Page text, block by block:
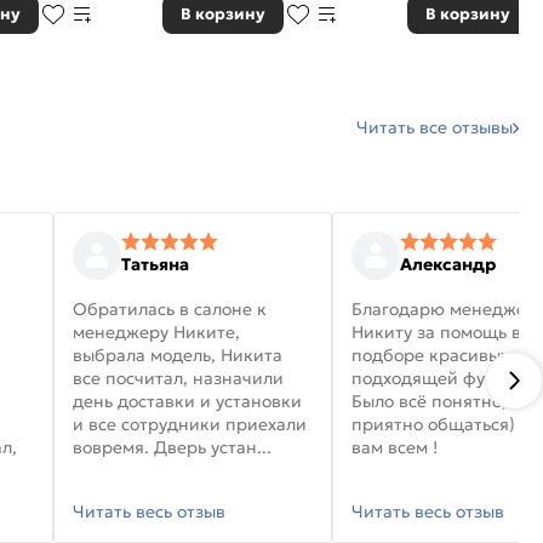
В корзину В корзину
Читать все отзывы
Татьяна
Обратилась в салоне к
менеджеру Никите,
выбрала модель, Никита
все посчитал, назначили
день доставки и установки
и все сотрудники приехали
вовремя. Дверь устан...
Читать весь отзыв
Александр
Благодарю
Никиту за помощь в
подборе красивых
подходящей
Было всё понятно, и
приятно общаться)
вам всем !
Читать весь отзыв